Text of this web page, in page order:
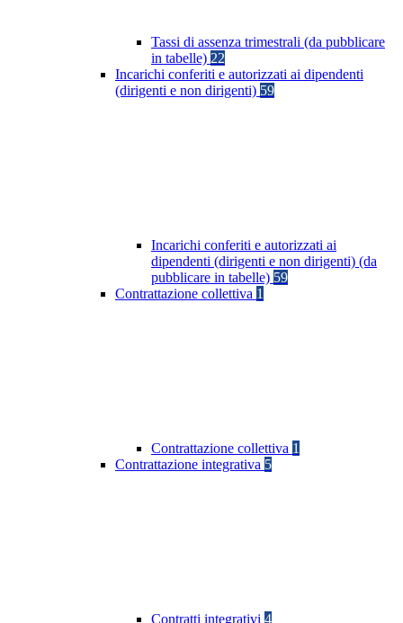
Tassi di assenza trimestrali (da pubblicare
in tabelle) 22
Incarichi conferiti e autorizzati ai dipendenti
(dirigenti e non dirigenti) 59
Incarichi conferiti e autorizzati ai
dipendenti (dirigenti e non dirigenti) (da
pubblicare in tabelle) 59
Contrattazione collettiva 1
Contrattazione collettiva 1
Contrattazione integrativa 5
Contratti integrativi 4